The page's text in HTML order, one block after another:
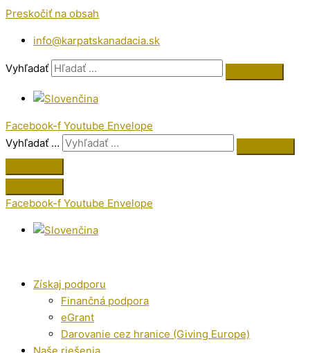
Preskočiť na obsah
info@karpatskanadacia.sk
Vyhľadať
Facebook-f Youtube Envelope
Vyhľadať …
Facebook-f Youtube Envelope
Získaj podporu
Finančná podpora
eGrant
Darovanie cez hranice (Giving Europe)